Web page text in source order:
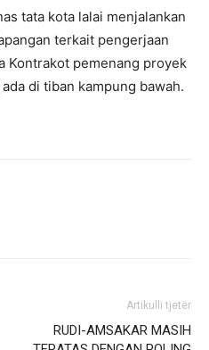
tata kota lalai menjalankan
terkait pengerjaan
Kontrakot pemenang proyek
di tiban kampung bawah.
Artikulli tjetër
RUDI-AMSAKAR MASIH